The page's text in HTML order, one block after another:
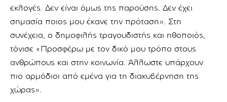
εκλογές. Δεν είναι όμως της παρούσης. Δεν έχει
σημασία ποιος μου έκανε την πρόταση». Στη
συνέχεια, ο δημοφιλής τραγουδιστής και ηθοποιός,
τόνισε «Προσφέρω με τον δικό μου τρόπο στους
ανθρώπους και στην κοινωνία. Άλλωστε υπάρχουν
πιο αρμόδιοι από εμένα για τη διακυβέρνηση της
χώρας».